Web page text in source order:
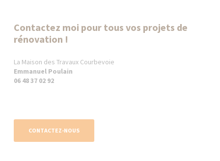
Contactez moi pour tous vos projets de
rénovation !
La Maison des Travaux Courbevoie
Emmanuel Poulain
06 48 37 02 92
CONTACTEZ-NOUS